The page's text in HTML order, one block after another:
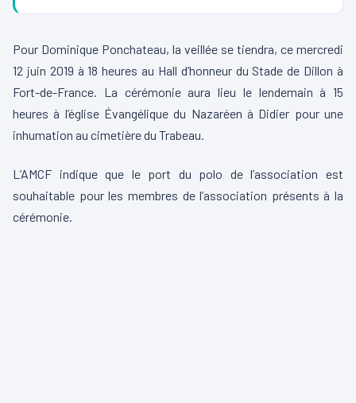
Pour Dominique Ponchateau, la veillée se tiendra, ce mercredi
12 juin 2019 à 18 heures au Hall d’honneur du Stade de Dillon à
Fort-de-France. La cérémonie aura lieu le lendemain à 15
heures à l’église Évangélique du Nazaréen à Didier pour une
inhumation au cimetière du Trabeau.
L’AMCF indique que le port du polo de l’association est
souhaitable pour les membres de l’association présents à la
cérémonie.